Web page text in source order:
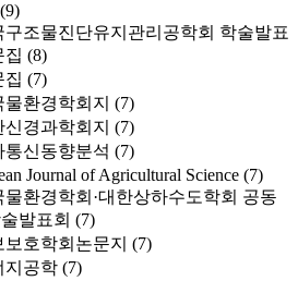
(9)
구조물진단유지관리공학회 학술발표
집 (8)
집 (7)
물환경학회지 (7)
신경과학회지 (7)
통신동향분석 (7)
Journal of Agricultural Science (7)
물환경학회·대한상하수도학회 공동
발표회 (7)
보호학회논문지 (7)
지공학 (7)